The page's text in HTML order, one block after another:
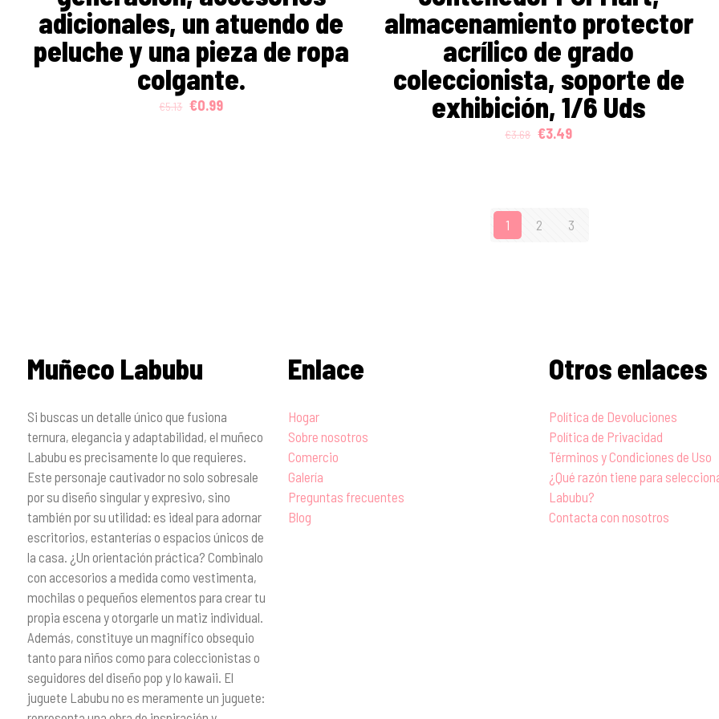
adicionales, un atuendo de
peluche y una pieza de ropa
colgante.
€5.13 Original
€0.99Current
almacenamiento protector
acrílico de grado
coleccionista, soporte de
exhibición, 1/6 Uds
€3.68 Original
€3.49Current
1 2 3
Muñeco Labubu
Si buscas un detalle único que fusiona
ternura, elegancia y adaptabilidad, el muñeco
Labubu es precisamente lo que requieres.
Este personaje cautivador no solo sobresale
por su diseño singular y expresivo, sino
también por su utilidad: es ideal para adornar
escritorios, estanterías o espacios únicos de
la casa. ¿Un orientación práctica? Combinalo
con accesorios a medida como vestimenta,
mochilas o pequeños elementos para crear tu
propia escena y otorgarle un matiz individual.
Además, constituye un magnífico obsequio
tanto para niños como para coleccionistas o
seguidores del diseño pop y lo kawaii. El
juguete Labubu no es meramente un juguete:
Enlace
Hogar
Sobre nosotros
Comercio
Galería
Preguntas frecuentes
Blog
Otros enlaces
Política de Devoluciones
Política de Privacidad
Términos y Condiciones de Uso
¿Qué razón tiene para
Labubu?
Contacta con nosotros